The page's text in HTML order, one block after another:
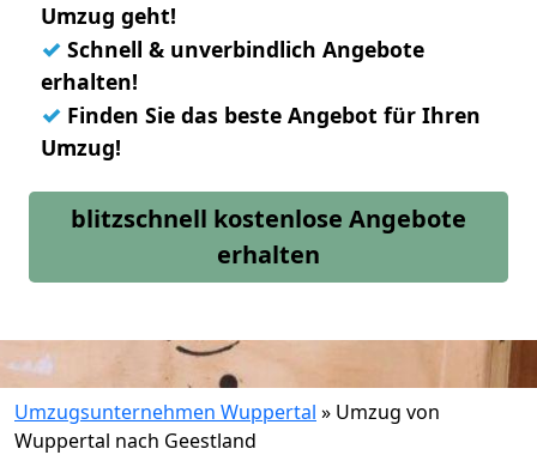
Umzug geht!
✓ Schnell & unverbindlich Angebote
erhalten!
✓ Finden Sie das beste Angebot für Ihren
Umzug!
blitzschnell kostenlose Angebote
erhalten
Umzugsunternehmen Wuppertal » Umzug von
Wuppertal nach Geestland